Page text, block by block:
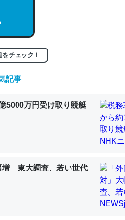
と英語小説100ページ分くらい。小説
期記憶というには多い分量。進化すれ
題＝「昆虫はなぜ海にいないのか」に関す
チェック！
記事
5000万円受け取り競艇
増 東大調査、若い世代